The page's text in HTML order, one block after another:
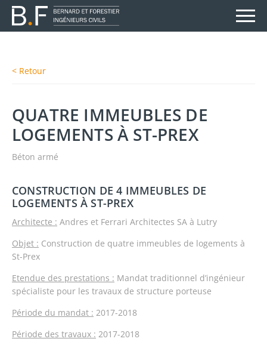
< Retour
QUATRE IMMEUBLES DE
LOGEMENTS À ST-PREX
Béton armé
CONSTRUCTION DE 4 IMMEUBLES DE
LOGEMENTS À ST-PREX
Architecte : Andres et Ferrari Architectes SA à Lutry
Objet : Construction de quatre immeubles de logements à
St-Prex
Etendue des prestations : Mandat traditionnel d’ingénieur
spécialiste pour les travaux de structure porteuse
Période du mandat : 2017-2018
Période des travaux : 2017-2018